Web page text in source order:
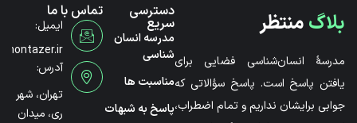
بلاگمنتظر
مدرسۀ انسان‌شناسی فضایی برای
یافتن پاسخ است. پاسخ سؤالاتی که
جوابی برایشان نداریم و تمام اضطراب،
دسترسی
سریع
مدرسه انسان
شناسی
مناسبت ها
پاسخ به شبهات
تماس با ما
ایمیل:
آدرس:
تهران، شهر
ری، میدان